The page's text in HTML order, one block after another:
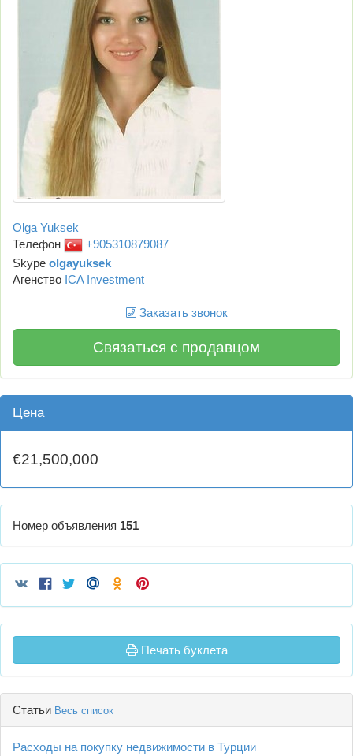
Olga Yuksek
Телефон
+905310879087
Skype olgayuksek
Агенство ICA Investment
Заказать звонок
Связаться с продавцом
Цена
€21,500,000
Номер объявления 151
Печать буклета
Статьи Весь список
Расходы на покупку недвижимости в Турции